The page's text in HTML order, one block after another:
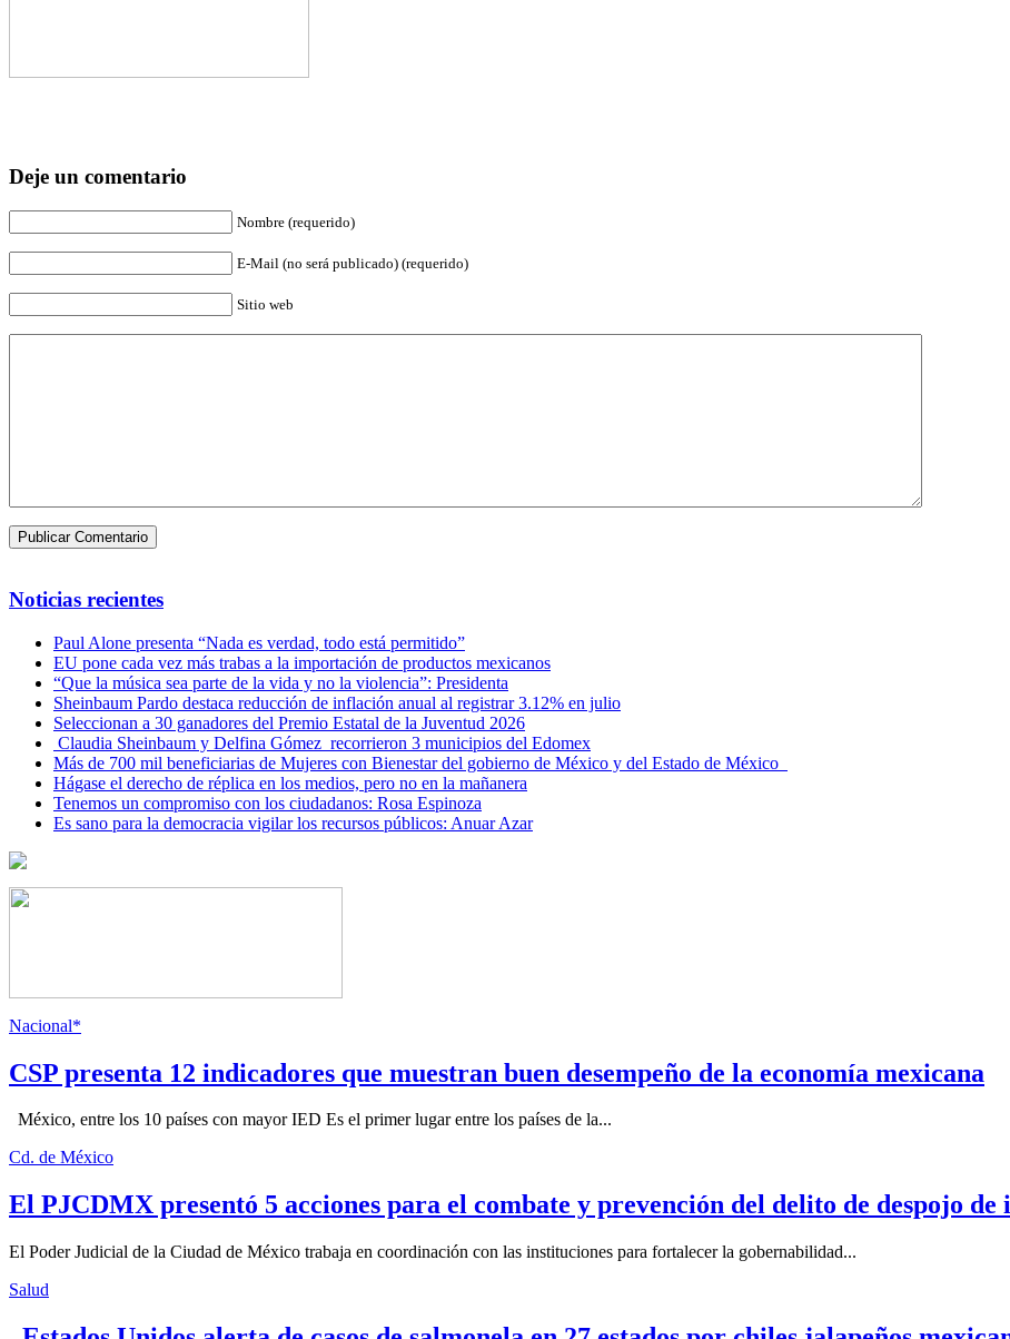
Deje un comentario
Nombre (requerido)
E-Mail (no será publicado) (requerido)
Sitio web
Noticias recientes
Paul Alone presenta “Nada es verdad, todo está permitido”
EU pone cada vez más trabas a la importación de productos mexicanos
“Que la música sea parte de la vida y no la violencia”: Presidenta
Sheinbaum Pardo destaca reducción de inflación anual al registrar 3.12% en julio
Seleccionan a 30 ganadores del Premio Estatal de la Juventud 2026
Claudia Sheinbaum y Delfina Gómez recorrieron 3 municipios del Edomex
Más de 700 mil beneficiarias de Mujeres con Bienestar del gobierno de México y del Estado de México
Hágase el derecho de réplica en los medios, pero no en la mañanera
Tenemos un compromiso con los ciudadanos: Rosa Espinoza
Es sano para la democracia vigilar los recursos públicos: Anuar Azar
Nacional*
CSP presenta 12 indicadores que muestran buen desempeño de la economía mexicana
México, entre los 10 países con mayor IED Es el primer lugar entre los países de la...
Cd. de México
El PJCDMX presentó 5 acciones para el combate y prevención del delito de despojo
El Poder Judicial de la Ciudad de México trabaja en coordinación con las instituciones para fortalecer la gobernabilidad...
Salud